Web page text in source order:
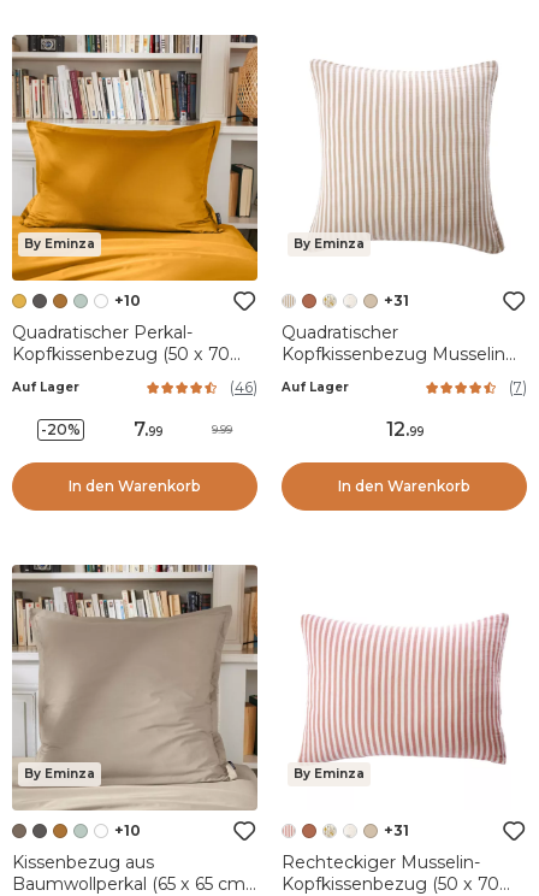
By Eminza
+10
Quadratischer Perkal-
Kopfkissenbezug (50 x 70
Auf Lager (46)
-20% 7.99 9.99
In den Warenkorb
By Eminza
+31
Quadratischer
Kopfkissenbezug Musselin
Hellbraun
Auf Lager (7)
12.99
In den Warenkorb
By Eminza
+10
Kissenbezug aus
Baumwollperkal (65 x 65 cm)
By Eminza
+31
Rechteckiger Musselin-
Kopfkissenbezug (50 x 70